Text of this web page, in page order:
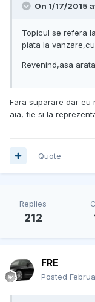
On 1/17/2015
Topicul se refera
piata la
Revenind,asa
Fara suparare dar eu
aia, fie si la
Quote
Replies
212
FRE
Posted